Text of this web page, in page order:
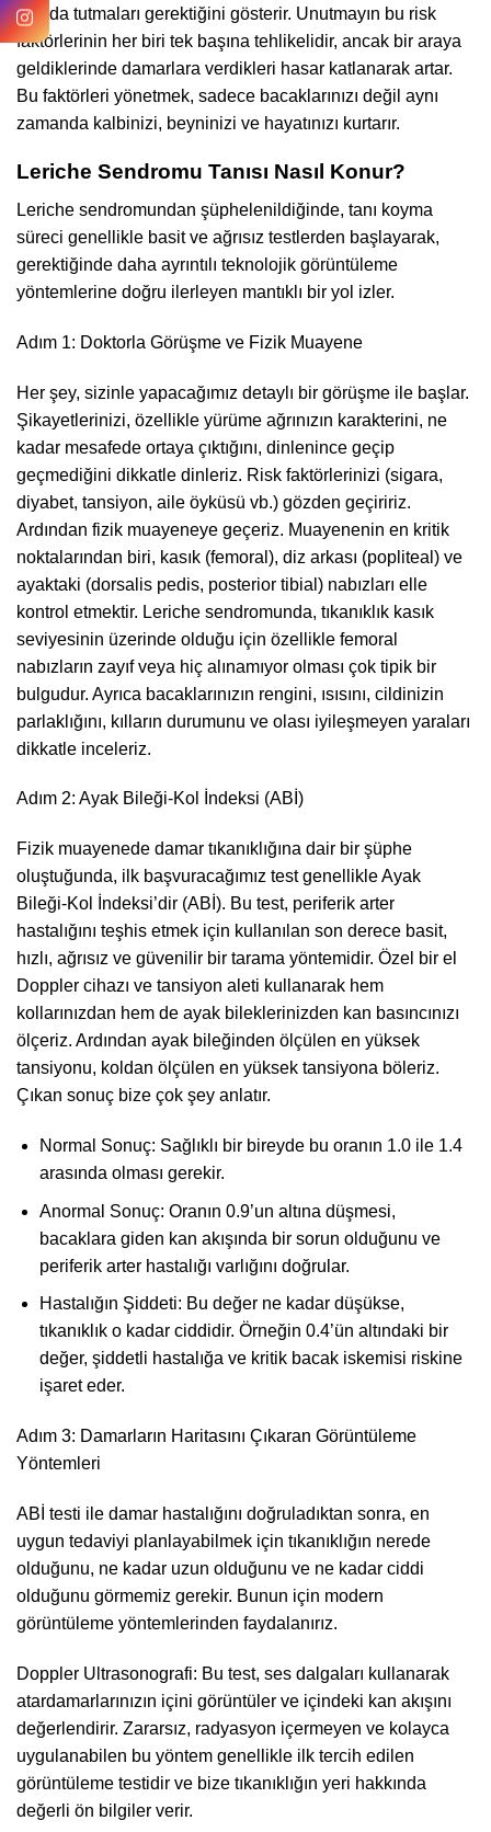
altında tutmaları gerektiğini gösterir. Unutmayın bu risk
faktörlerinin her biri tek başına tehlikelidir, ancak bir araya
geldiklerinde damarlara verdikleri hasar katlanarak artar.
Bu faktörleri yönetmek, sadece bacaklarınızı değil aynı
zamanda kalbinizi, beyninizi ve hayatınızı kurtarır.
Leriche Sendromu Tanısı Nasıl Konur?
Leriche sendromundan şüphelenildiğinde, tanı koyma
süreci genellikle basit ve ağrısız testlerden başlayarak,
gerektiğinde daha ayrıntılı teknolojik görüntüleme
yöntemlerine doğru ilerleyen mantıklı bir yol izler.
Adım 1: Doktorla Görüşme ve Fizik Muayene
Her şey, sizinle yapacağımız detaylı bir görüşme ile başlar.
Şikayetlerinizi, özellikle yürüme ağrınızın karakterini, ne
kadar mesafede ortaya çıktığını, dinlenince geçip
geçmediğini dikkatle dinleriz. Risk faktörlerinizi (sigara,
diyabet, tansiyon, aile öyküsü vb.) gözden geçiririz.
Ardından fizik muayeneye geçeriz. Muayenenin en kritik
noktalarından biri, kasık (femoral), diz arkası (popliteal) ve
ayaktaki (dorsalis pedis, posterior tibial) nabızları elle
kontrol etmektir. Leriche sendromunda, tıkanıklık kasık
seviyesinin üzerinde olduğu için özellikle femoral
nabızların zayıf veya hiç alınamıyor olması çok tipik bir
bulgudur. Ayrıca bacaklarınızın rengini, ısısını, cildinizin
parlaklığını, kılların durumunu ve olası iyileşmeyen yaraları
dikkatle inceleriz.
Adım 2: Ayak Bileği-Kol İndeksi (ABİ)
Fizik muayenede damar tıkanıklığına dair bir şüphe
oluştuğunda, ilk başvuracağımız test genellikle Ayak
Bileği-Kol İndeksi’dir (ABİ). Bu test, periferik arter
hastalığını teşhis etmek için kullanılan son derece basit,
hızlı, ağrısız ve güvenilir bir tarama yöntemidir. Özel bir el
Doppler cihazı ve tansiyon aleti kullanarak hem
kollarınızdan hem de ayak bileklerinizden kan basıncınızı
ölçeriz. Ardından ayak bileğinden ölçülen en yüksek
tansiyonu, koldan ölçülen en yüksek tansiyona böleriz.
Çıkan sonuç bize çok şey anlatır.
Normal Sonuç: Sağlıklı bir bireyde bu oranın 1.0 ile 1.4
arasında olması gerekir.
Anormal Sonuç: Oranın 0.9’un altına düşmesi,
bacaklara giden kan akışında bir sorun olduğunu ve
periferik arter hastalığı varlığını doğrular.
Hastalığın Şiddeti: Bu değer ne kadar düşükse,
tıkanıklık o kadar ciddidir. Örneğin 0.4’ün altındaki bir
değer, şiddetli hastalığa ve kritik bacak iskemisi riskine
işaret eder.
Adım 3: Damarların Haritasını Çıkaran Görüntüleme
Yöntemleri
ABİ testi ile damar hastalığını doğruladıktan sonra, en
uygun tedaviyi planlayabilmek için tıkanıklığın nerede
olduğunu, ne kadar uzun olduğunu ve ne kadar ciddi
olduğunu görmemiz gerekir. Bunun için modern
görüntüleme yöntemlerinden faydalanırız.
Doppler Ultrasonografi: Bu test, ses dalgaları kullanarak
atardamarlarınızın içini görüntüler ve içindeki kan akışını
değerlendirir. Zararsız, radyasyon içermeyen ve kolayca
uygulanabilen bu yöntem genellikle ilk tercih edilen
görüntüleme testidir ve bize tıkanıklığın yeri hakkında
değerli ön bilgiler verir.